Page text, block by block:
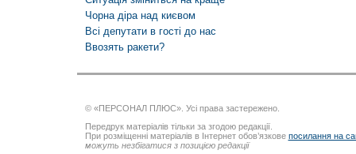
Чорна діра над києвом
Всі депутати в гості до нас
Ввозять ракети?
© «ПЕРСОНАЛ ПЛЮС». Усі права застережено.
Передрук матеріалів тільки за згодою редакції.
При розміщенні матеріалів в Інтернет обов’язкове посилання на
можуть незбігатися з позицією редакції